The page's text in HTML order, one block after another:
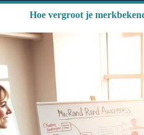
Hoe vergroot je